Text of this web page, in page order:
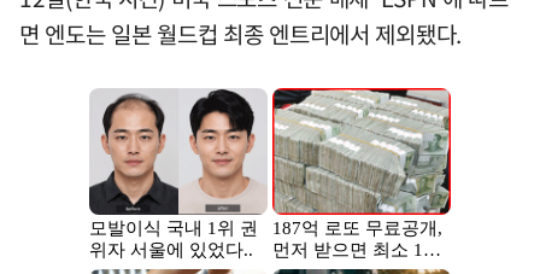
면 엔도는 일본 월드컵 최종 엔트리에서 제외됐다.